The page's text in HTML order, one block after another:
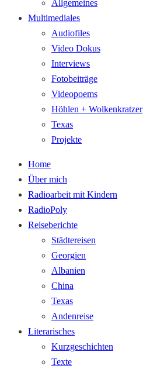
Allgemeines
Multimediales
Audiofiles
Video Dokus
Interviews
Fotobeiträge
Videopoems
Höhlen + Wolkenkratzer
Texas
Projekte
Home
Über mich
Radioarbeit mit Kindern
RadioPoly
Reiseberichte
Städtereisen
Georgien
Albanien
China
Texas
Andenreise
Literarisches
Kurzgeschichten
Texte